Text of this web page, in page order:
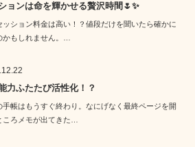
ョンは命を輝かせる贅沢時間🌷✨
ッション料金は高い！？値段だけを聞いたら確かに
かもしれません。…
力ふたたび活性化！？
手帳はもうすぐ終わり。なにげなく最終ページを開
ころメモが出てきた…